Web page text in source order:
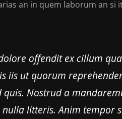
an in quem laborum an
offendit ex cillum
iis ut quorum
Nostrud a
litteris. Anim tempor